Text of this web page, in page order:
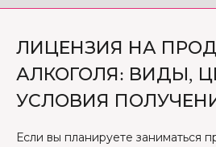
ЛИЦЕНЗИЯ НА
АЛКОГОЛЯ: ВИДЫ,
УСЛОВИЯ
Если вы планируете заниматься